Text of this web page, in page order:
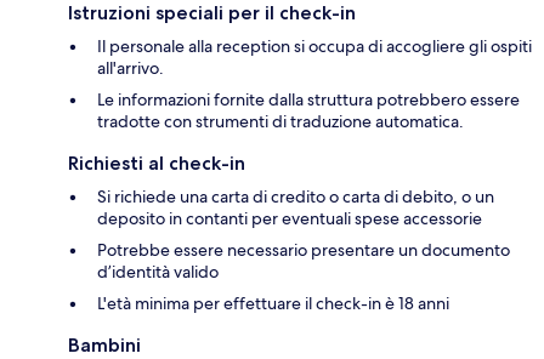
Istruzioni speciali per il check-in
Il personale alla reception si occupa di accogliere gli ospiti
all'arrivo.
Le informazioni fornite dalla struttura potrebbero essere
tradotte con strumenti di traduzione automatica.
Richiesti al check-in
Si richiede una carta di credito o carta di debito, o un
deposito in contanti per eventuali spese accessorie
Potrebbe essere necessario presentare un documento
d’identità valido
L'età minima per effettuare il check-in è 18 anni
Bambini